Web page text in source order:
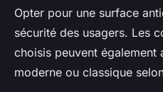
Opter pour une surface
sécurité des usagers. Les
choisis peuvent également
moderne ou classique